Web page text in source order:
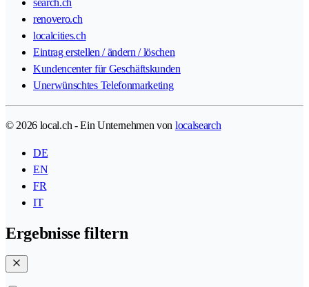
search.ch
renovero.ch
localcities.ch
Eintrag erstellen / ändern / löschen
Kundencenter für Geschäftskunden
Unerwünschtes Telefonmarketing
© 2026 local.ch - Ein Unternehmen von localsearch
DE
EN
FR
IT
Ergebnisse filtern